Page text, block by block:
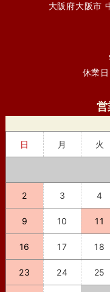
大阪府大阪市
休業
日
月 火
2 3 4
9 10 11
16 17 18
23 24 25